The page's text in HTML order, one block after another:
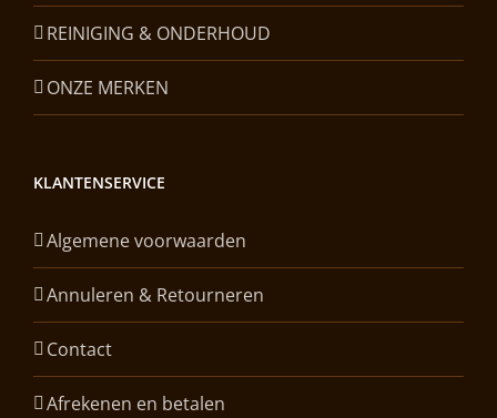
REINIGING & ONDERHOUD
ONZE MERKEN
KLANTENSERVICE
Algemene voorwaarden
Annuleren & Retourneren
Contact
Afrekenen en betalen